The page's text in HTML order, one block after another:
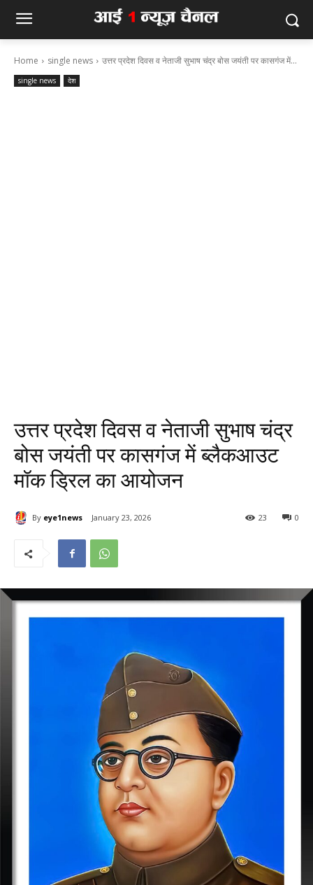
Home single news उत्तर प्रदेश दिवस व नेताजी सुभाष चंद्र बोस जयंती पर कासगंज में...
single news देश
उत्तर प्रदेश दिवस व नेताजी सुभाष चंद्र
बोस जयंती पर कासगंज में ब्लैकआउट
मॉक ड्रिल का आयोजन
By eye1news January 23, 2026 0
23